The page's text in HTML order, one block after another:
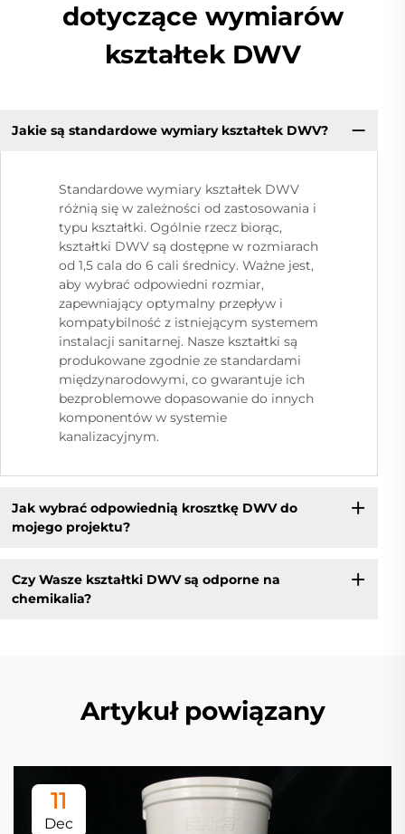
dotyczące wymiarów
kształtek DWV
Jakie są standardowe wymiary kształtek DWV?
Standardowe wymiary kształtek DWV
różnią się w zależności od zastosowania i
typu kształtki. Ogólnie rzecz biorąc,
kształtki DWV są dostępne w rozmiarach
od 1,5 cala do 6 cali średnicy. Ważne jest,
aby wybrać odpowiedni rozmiar,
zapewniający optymalny przepływ i
kompatybilność z istniejącym systemem
instalacji sanitarnej. Nasze kształtki są
produkowane zgodnie ze standardami
międzynarodowymi, co gwarantuje ich
bezproblemowe dopasowanie do innych
komponentów w systemie
kanalizacyjnym.
Jak wybrać odpowiednią krosztkę DWV do
mojego projektu?
Czy Wasze kształtki DWV są odporne na
chemikalia?
Artykuł powiązany
11
Dec